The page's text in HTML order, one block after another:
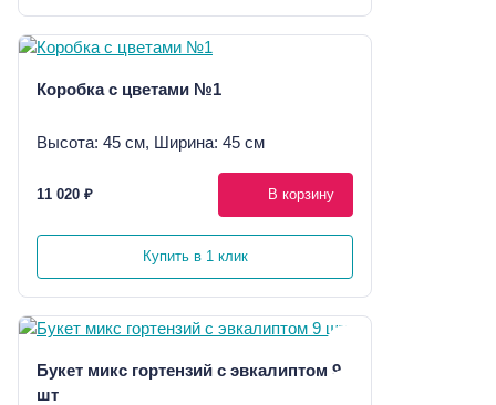
Коробка с цветами №1
Высота: 45 см, Ширина: 45 см
11 020 ₽ В корзину
Купить в 1 клик
Букет микс гортензий с эвкалиптом 9
шт